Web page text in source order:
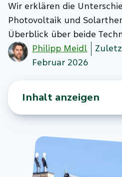
Wir erklären die
Photovoltaik und
Überblick über beide
Philipp Meidl
Februar 2026
Inhalt anzeigen